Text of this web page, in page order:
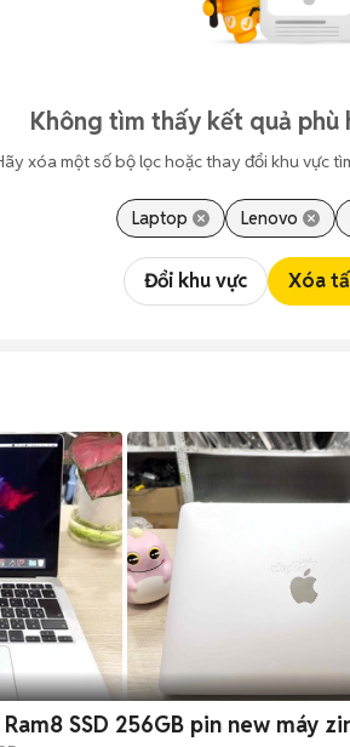
Không tìm thấy kết quả phù
xóa một số bộ lọc hoặc thay đổi khu vực
Laptop Lenovo
Đổi khu vực Xóa
SSD 256GB pin new máy